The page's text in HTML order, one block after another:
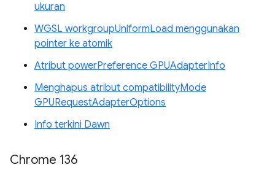
ukuran
WGSL workgroupUniformLoad menggunakan
pointer ke atomik
Atribut powerPreference GPUAdapterInfo
Menghapus atribut compatibilityMode
GPURequestAdapterOptions
Info terkini Dawn
Chrome 136